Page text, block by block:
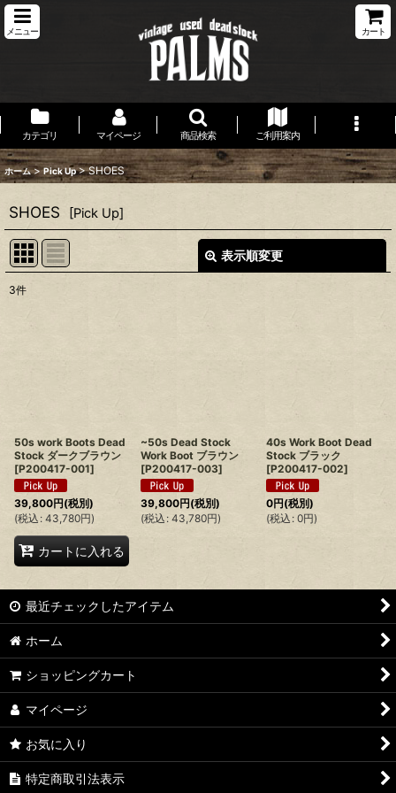
メニュー カート
カテゴリ マイページ 商品検索 ご利用案内
ホーム > Pick Up > SHOES
SHOES [Pick Up]
表示順変更
3件
50s work Boots Dead
Stock ダークブラウン
[P200417-001]
39,800円(税別)
(税込 : 43,780円)
カートに入れる
~50s Dead Stock
Work Boot ブラウン
[P200417-003]
39,800円(税別)
(税込 : 43,780円)
40s Work Boot Dead
Stock ブラック
[P200417-002]
0円(税別)
(税込 : 0円)
最近チェックしたアイテム
ホーム
ショッピングカート
マイページ
お気に入り
特定商取引法表示